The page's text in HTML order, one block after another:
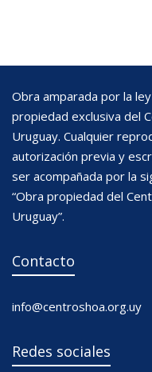
Obra amparada por la
propiedad exclusiva del
Uruguay. Cualquier
autorización previa y
ser acompañada por la
“Obra propiedad del
Uruguay”.
Contacto
info@centroshoa.org.uy
Redes sociales